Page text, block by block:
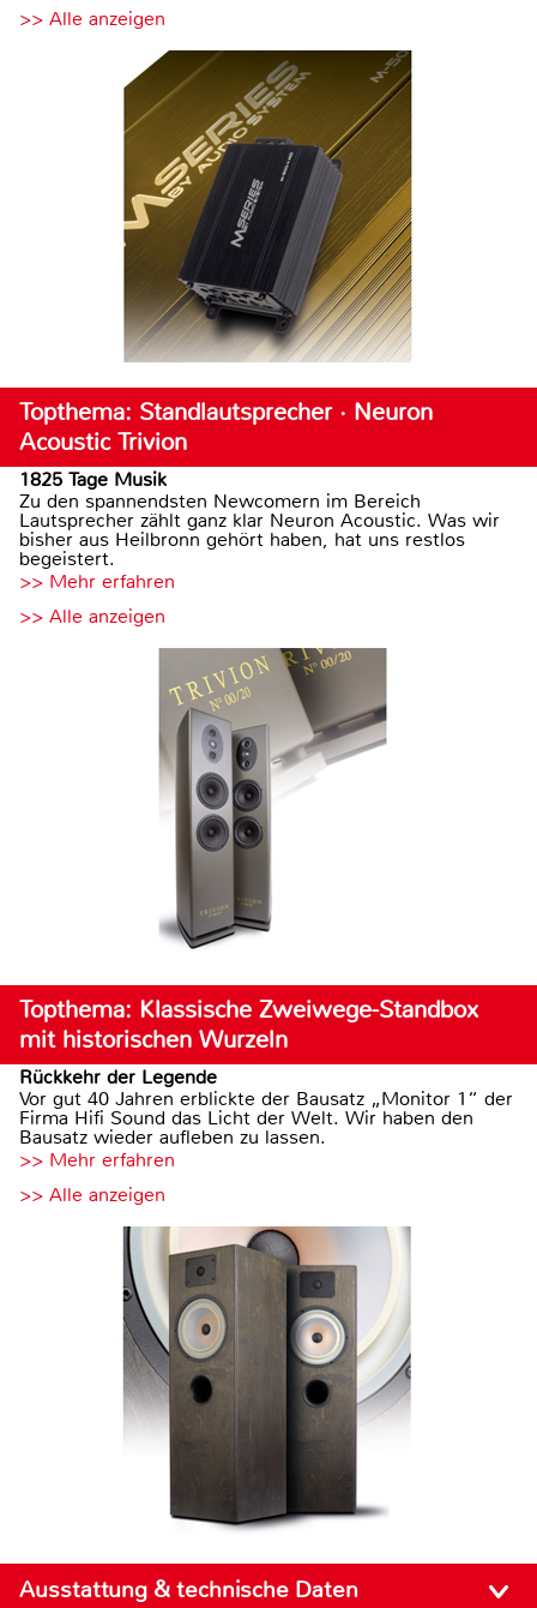
>> Alle anzeigen
Topthema: Standlautsprecher · Neuron
Acoustic Trivion
1825 Tage Musik
Zu den spannendsten Newcomern im Bereich
Lautsprecher zählt ganz klar Neuron Acoustic. Was wir
bisher aus Heilbronn gehört haben, hat uns restlos
begeistert.
>> Mehr erfahren
>> Alle anzeigen
Topthema: Klassische Zweiwege-Standbox
mit historischen Wurzeln
Rückkehr der Legende
Vor gut 40 Jahren erblickte der Bausatz „Monitor 1“ der
Firma Hifi Sound das Licht der Welt. Wir haben den
Bausatz wieder aufleben zu lassen.
>> Mehr erfahren
>> Alle anzeigen
Ausstattung & technische Daten